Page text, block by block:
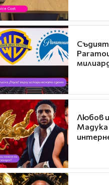
Любов
Мадука